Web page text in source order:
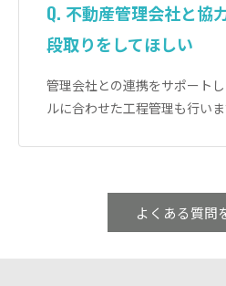
Q. 不動産管理会社と協
段取りをしてほしい
管理会社との連携をサポート
ルに合わせた工程管理も行いま
よくある質問